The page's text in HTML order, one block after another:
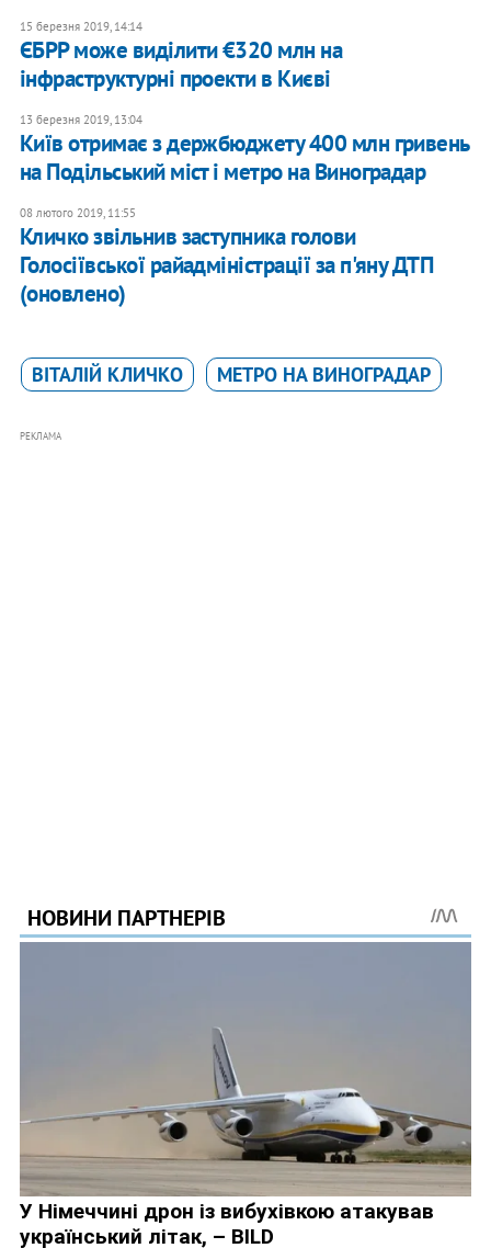
15 березня 2019, 14:14
ЄБРР може виділити €320 млн на
інфраструктурні проекти в Києві
13 березня 2019, 13:04
Київ отримає з держбюджету 400 млн гривень
на Подільський міст і метро на Виноградар
08 лютого 2019, 11:55
Кличко звільнив заступника голови
Голосіївської райадміністрації за п'яну ДТП
(оновлено)
ВІТАЛІЙ КЛИЧКО МЕТРО НА ВИНОГРАДАР
РЕКЛАМА